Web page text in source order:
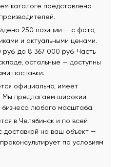
каталоге представлена
250 позиции — с фото,
и актуальными ценами.
до 8 367 000 руб. Часть
остальные — доступны
поставки.
официально, имеет
Мы предлагаем широкий
бизнеса любого масштаба.
в Челябинск и по всей
доставкой на ваш объект —
по условиям